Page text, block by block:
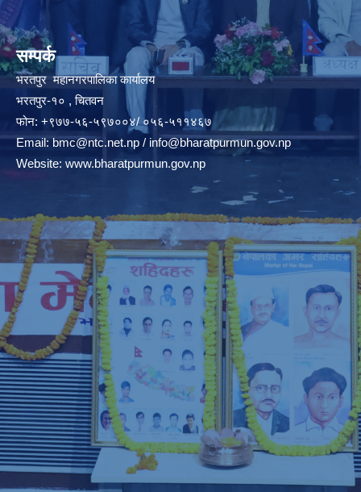
सम्पर्क
भरतपुर महानगरपालिका कार्यालय
भरतपुर-१० , चितवन
फोन: +९७७-५६-५९७००४/ ०५६-५११४६७
Email:bmc@ntc.net.np / info@bharatpurmun.gov.np
Website: www.bharatpurmun.gov.np